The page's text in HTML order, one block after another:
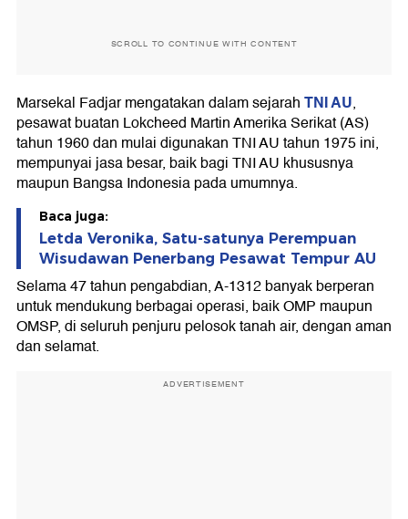
SCROLL TO CONTINUE WITH CONTENT
Marsekal Fadjar mengatakan dalam sejarahTNI AU,
pesawat buatan Lokcheed Martin Amerika Serikat (AS)
tahun 1960 dan mulai digunakan TNI AU tahun 1975 ini,
mempunyai jasa besar, baik bagi TNI AU khususnya
maupun Bangsa Indonesia pada umumnya.
Baca juga:
Letda Veronika, Satu-satunya Perempuan
Wisudawan Penerbang Pesawat Tempur AU
Selama 47 tahun pengabdian, A-1312 banyak berperan
untuk mendukung berbagai operasi, baik OMP maupun
OMSP, di seluruh penjuru pelosok tanah air, dengan aman
dan selamat.
ADVERTISEMENT